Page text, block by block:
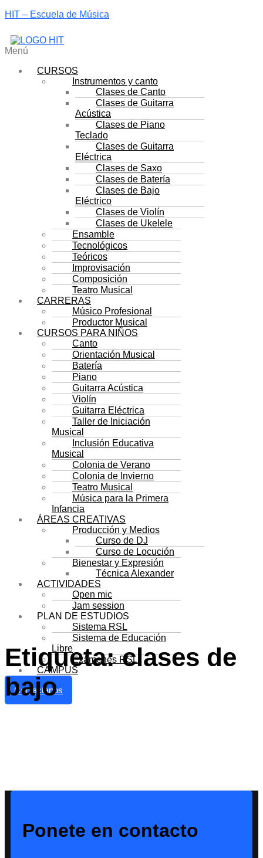
HIT – Escuela de Música
Menú
CURSOS
Instrumentos y canto
Clases de Canto
Clases de Guitarra
Acústica
Clases de Piano
Teclado
Clases de Guitarra
Eléctrica
Clases de Saxo
Clases de Batería
Clases de Bajo
Eléctrico
Clases de Violín
Clases de Ukelele
Ensamble
Tecnológicos
Teóricos
Improvisación
Composición
Teatro Musical
CARRERAS
Músico Profesional
Productor Musical
CURSOS PARA NIÑOS
Canto
Orientación Musical
Batería
Piano
Guitarra Acústica
Violín
Guitarra Eléctrica
Taller de Iniciación
Musical
Inclusión Educativa
Musical
Colonia de Verano
Colonia de Invierno
Teatro Musical
Música para la Primera
Infancia
ÁREAS CREATIVAS
Producción y Medios
Curso de DJ
Curso de Locución
Bienestar y Expresión
Técnica Alexander
ACTIVIDADES
Open mic
Jam session
PLAN DE ESTUDIOS
Sistema RSL
Sistema de Educación
Libre
Exámenes RSL
CAMPUS
Contactanos
Etiqueta:clases de
bajo
Ponete en contacto